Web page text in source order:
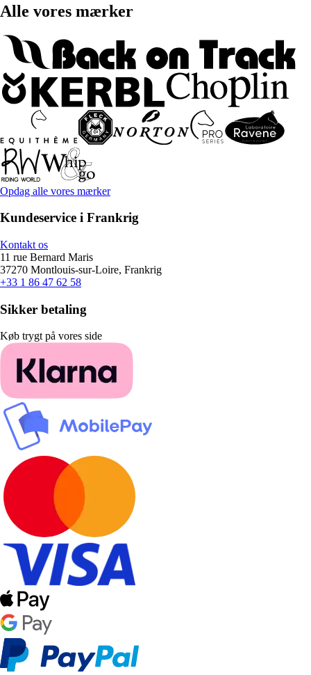
Alle vores mærker
Opdag alle vores mærker
Kundeservice i Frankrig
Kontakt os
11 rue Bernard Maris
37270 Montlouis-sur-Loire, Frankrig
+33 1 86 47 62 58
Sikker betaling
Køb trygt på vores side